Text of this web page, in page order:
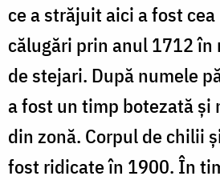
ce a străjuit aici a fost
călugări prin anul 1712
de stejari. După numele
a fost un timp botezată şi
din zonă. Corpul de chilii
fost ridicate în 1900. În